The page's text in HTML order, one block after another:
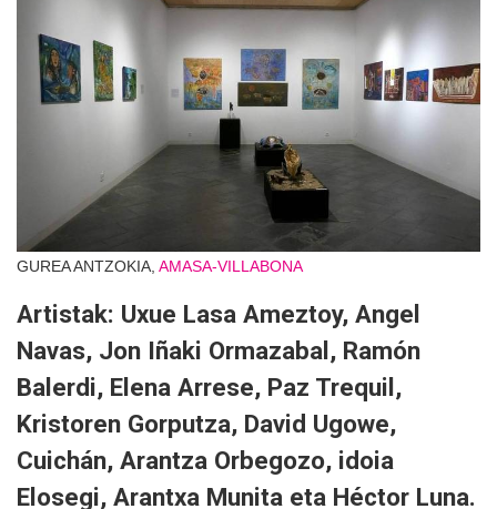
GUREA ANTZOKIA, AMASA-VILLABONA
Artistak: Uxue Lasa Ameztoy, Angel
Navas, Jon Iñaki Ormazabal, Ramón
Balerdi, Elena Arrese, Paz Trequil,
Kristoren Gorputza, David Ugowe,
Cuichán, Arantza Orbegozo, idoia
Elosegi, Arantxa Munita eta Héctor Luna.